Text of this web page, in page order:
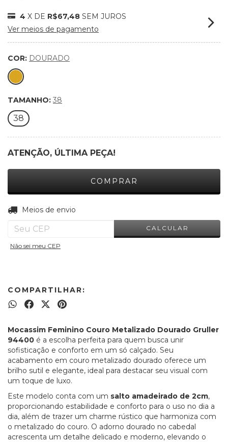
4 X DE R$67,48 SEM JUROS
Ver meios de pagamento
COR: DOURADO
TAMANHO: 38
38
ATENÇÃO, ÚLTIMA PEÇA!
Entregas para o CEP:
Meios de envio
CALCULAR
Não sei meu CEP
COMPARTILHAR:
Mocassim Feminino Couro Metalizado Dourado Gruller
94400 é a escolha perfeita para quem busca unir
sofisticação e conforto em um só calçado. Seu
acabamento em couro metalizado dourado oferece um
brilho sutil e elegante, ideal para destacar seu visual com
um toque de luxo.
Este modelo conta com um salto amadeirado de 2cm,
proporcionando estabilidade e conforto para o uso no dia a
dia, além de trazer um charme rústico que harmoniza com
o metalizado do couro. O adorno dourado no cabedal
acrescenta um detalhe delicado e moderno, elevando o